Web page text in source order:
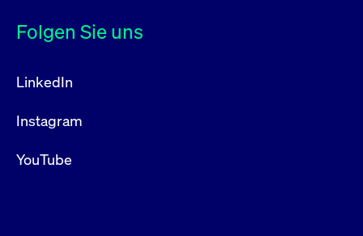
Folgen Sie uns
LinkedIn
Instagram
YouTube